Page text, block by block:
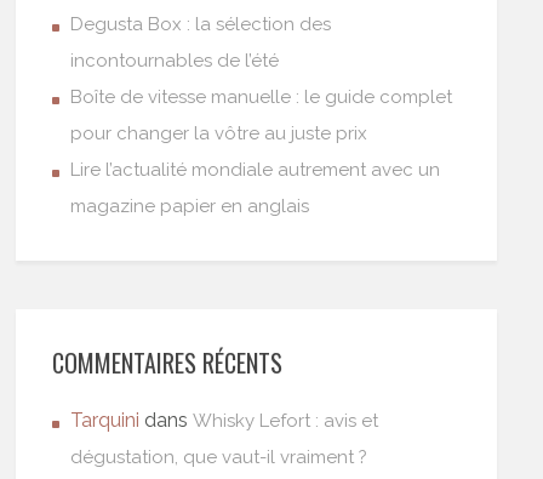
Degusta Box : la sélection des
incontournables de l’été
Boîte de vitesse manuelle : le guide complet
pour changer la vôtre au juste prix
Lire l’actualité mondiale autrement avec un
magazine papier en anglais
COMMENTAIRES RÉCENTS
Tarquini dansWhisky Lefort : avis et
dégustation, que vaut-il vraiment ?